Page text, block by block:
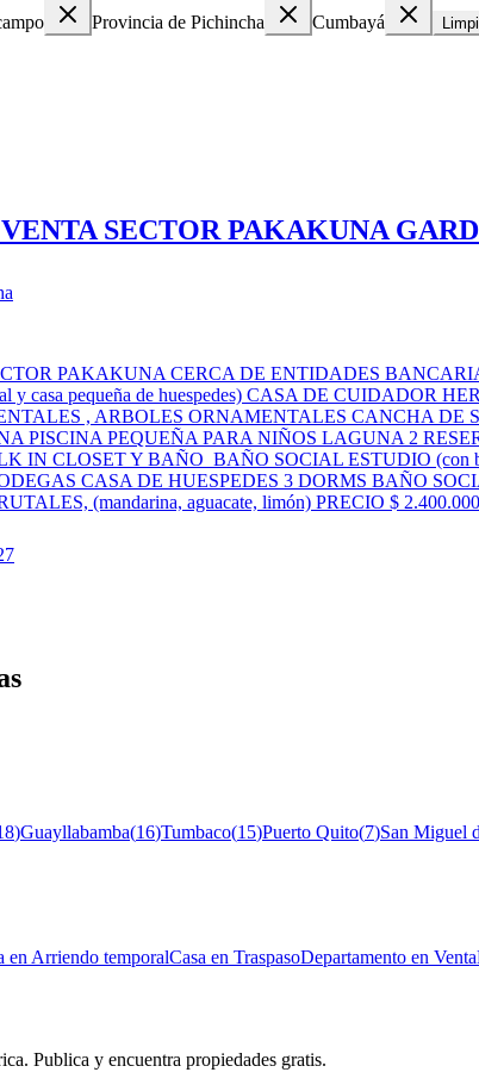
Provincia de Pichincha Cumbayá
SECTOR PAKAKUNA
PAKAKUNA CERCA DE ENTIDADES
y casa pequeña de huespedes) CASA DE CUIDADOR
, ARBOLES ORNAMENTALES CANCHA
PISCINA PEQUEÑA PARA NIÑOS LAGUNA 2
IN CLOSET Y BAÑO BAÑO SOCIAL ESTUDIO (con
CASA DE HUESPEDES 3 DORMS BAÑO
(mandarina, aguacate, limón) PRECIO $ 2.400.000
)Guayllabamba(16)Tumbaco(15)Puerto Quito(7)San Miguel
en Arriendo temporalCasa en TraspasoDepartamento en Venta
Publica y encuentra propiedades gratis.